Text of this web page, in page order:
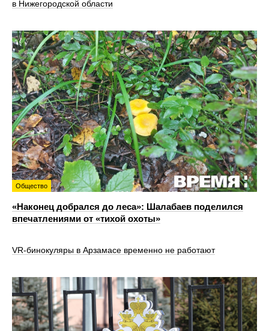
в Нижегородской области
Общество
«Наконец добрался до леса»: Шалабаев поделился
впечатлениями от «тихой охоты»
VR‑бинокуляры в Арзамасе временно не работают